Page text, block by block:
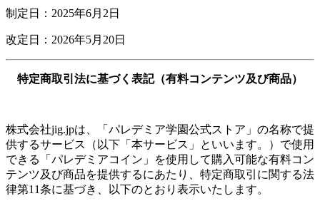
制定日：2025年6月2日
改定日：2026年5月20日
特定商取引法に基づく表記（有料コンテンツ及び商品）
株式会社jig.jpは、「パレデミア学園公式ストア」の名称で提
供するサービス（以下「本サービス」といいます。）で使用
できる「パレデミアコイン」を使用して購入可能な有料コン
テンツ及び商品を提供するにあたり、特定商取引に関する法
律第11条に基づき、以下のとおり表示いたします。